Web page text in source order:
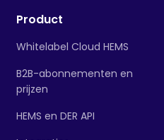
Product
Whitelabel Cloud HEMS
B2B-abonnementen en
prijzen
HEMS en DER API